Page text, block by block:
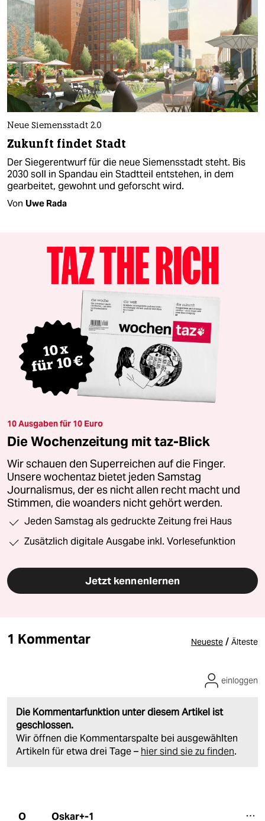
Neue Siemensstadt 2.0
Zukunft findet Stadt
Der Siegerentwurf für die neue Siemensstadt steht. Bis
2030 soll in Spandau ein Stadtteil entstehen, in dem
gearbeitet, gewohnt und geforscht wird.
Von Uwe Rada
10 Ausgaben für 10 Euro
Die Wochenzeitung mit taz-Blick
Wir schauen den Superreichen auf die Finger.
Unsere wochentaz bietet jeden Samstag
Journalismus, der es nicht allen recht macht und
Stimmen, die woanders nicht gehört werden.
Jeden Samstag als gedruckte Zeitung frei Haus
Zusätzlich digitale Ausgabe inkl. Vorlesefunktion
Jetzt kennenlernen
1 Kommentar Neueste / Älteste
Die Kommentarfunktion unter diesem Artikel ist
geschlossen.
Wir öffnen die Kommentarspalte bei ausgewählten
Artikeln für etwa drei Tage – hier sind sie zu finden.
einloggen
O Oskar+-1